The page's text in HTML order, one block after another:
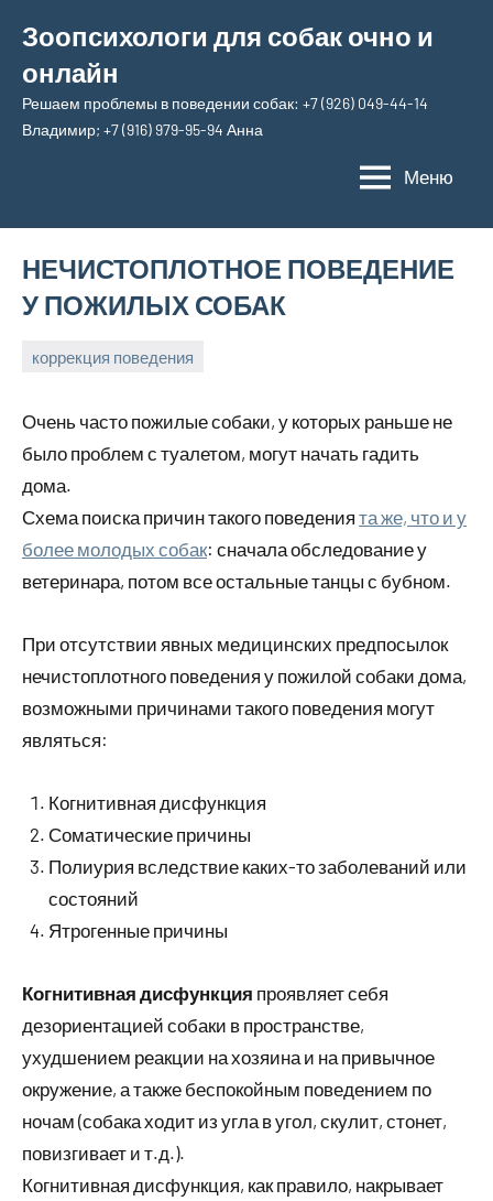
содержимому
Зоопсихологи для собак очно и
онлайн
Решаем проблемы в поведении собак: +7 (926) 049-44-14
Владимир; +7 (916) 979-95-94 Анна
Меню
НЕЧИСТОПЛОТНОЕ ПОВЕДЕНИЕ
У ПОЖИЛЫХ СОБАК
коррекция поведения
2026
Анна
Очень часто пожилые собаки, у которых раньше не
было проблем с туалетом, могут начать гадить
дома.
Схема поиска причин такого поведения та же, что и у
более молодых собак: сначала обследование у
ветеринара, потом все остальные танцы с бубном.
При отсутствии явных медицинских предпосылок
нечистоплотного поведения у пожилой собаки дома,
возможными причинами такого поведения могут
являться:
Когнитивная дисфункция
Соматические причины
Полиурия вследствие каких-то заболеваний или
состояний
Ятрогенные причины
Когнитивная дисфункция проявляет себя
дезориентацией собаки в пространстве,
ухудшением реакции на хозяина и на привычное
окружение, а также беспокойным поведением по
ночам (собака ходит из угла в угол, скулит, стонет,
повизгивает и т.д.).
Когнитивная дисфункция, как правило, накрывает